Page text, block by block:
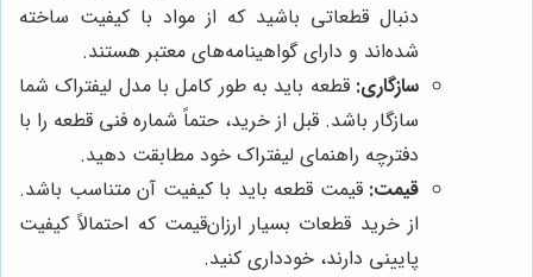
دنبال قطعاتی باشید که از مواد با کیفیت ساخته
شده‌اند و دارای گواهینامه‌های معتبر هستند.
سازگاری: قطعه باید به طور کامل با مدل لیفتراک شما
سازگار باشد. قبل از خرید، حتماً شماره فنی قطعه را با
دفترچه راهنمای لیفتراک خود مطابقت دهید.
قیمت: قیمت قطعه باید با کیفیت آن متناسب باشد.
از خرید قطعات بسیار ارزان‌قیمت که احتمالاً کیفیت
پایینی دارند، خودداری کنید.